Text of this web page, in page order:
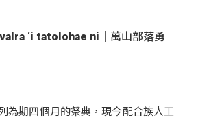
‘i tatolohae ni｜萬山部落勇
為期四個月的祭典，現今配合族人工